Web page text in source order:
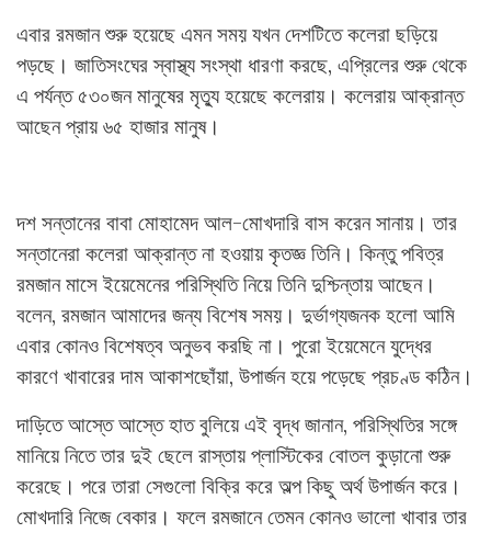
এবার রমজান শুরু হয়েছে এমন সময় যখন দেশটিতে কলেরা ছড়িয়ে
পড়ছে। জাতিসংঘের স্বাস্থ্য সংস্থা ধারণা করছে, এপ্রিলের শুরু থেকে
এ পর্যন্ত ৫৩০জন মানুষের মৃত্যু হয়েছে কলেরায়। কলেরায় আক্রান্ত
আছেন প্রায় ৬৫ হাজার মানুষ।
দশ সন্তানের বাবা মোহামেদ আল-মোখদারি বাস করেন সানায়। তার
সন্তানেরা কলেরা আক্রান্ত না হওয়ায় কৃতজ্ঞ তিনি। কিন্তু পবিত্র
রমজান মাসে ইয়েমেনের পরিস্থিতি নিয়ে তিনি দুশ্চিন্তায় আছেন।
বলেন, রমজান আমাদের জন্য বিশেষ সময়। দুর্ভাগ্যজনক হলো আমি
এবার কোনও বিশেষত্ব অনুভব করছি না। পুরো ইয়েমেনে যুদ্ধের
কারণে খাবারের দাম আকাশছোঁয়া, উপার্জন হয়ে পড়েছে প্রচণ্ড কঠিন।
দাড়িতে আস্তে আস্তে হাত বুলিয়ে এই বৃদ্ধ জানান, পরিস্থিতির সঙ্গে
মানিয়ে নিতে তার দুই ছেলে রাস্তায় প্লাস্টিকের বোতল কুড়ানো শুরু
করেছে। পরে তারা সেগুলো বিক্রি করে অল্প কিছু অর্থ উপার্জন করে।
মোখদারি নিজে বেকার। ফলে রমজানে তেমন কোনও ভালো খাবার তার